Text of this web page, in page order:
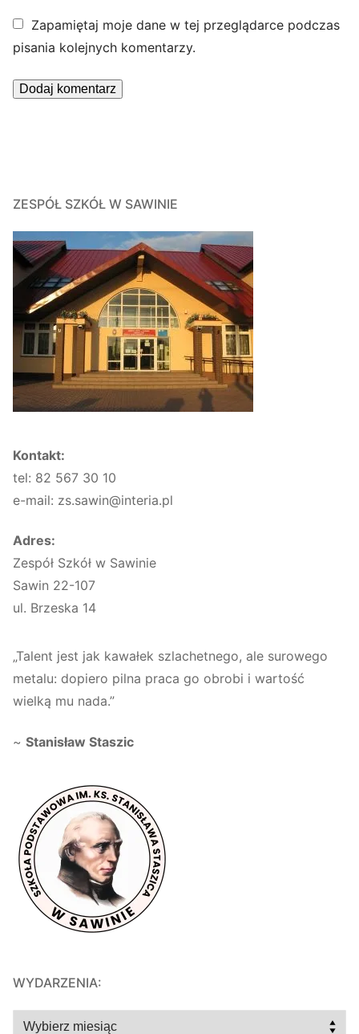
Zapamiętaj moje dane w tej przeglądarce podczas
pisania kolejnych komentarzy.
ZESPÓŁ SZKÓŁ W SAWINIE
Kontakt:
tel: 82 567 30 10
e-mail: zs.sawin@interia.pl
Adres:
Zespół Szkół w Sawinie
Sawin 22-107
ul. Brzeska 14
„Talent jest jak kawałek szlachetnego, ale surowego
metalu: dopiero pilna praca go obrobi i wartość
wielką mu nada.”
~ Stanisław Staszic
WYDARZENIA:
WYDARZENIA: